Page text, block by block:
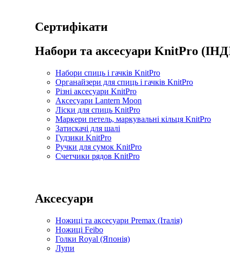
Сертифікати
Набори та аксесуари KnitPro
Набори спиць і гачків KnitPro
Органайзери для спиць і гачків KnitPro
Різні аксесуари KnitPro
Аксесуари Lantern Moon
Ліски для спиць KnitPro
Маркери петель, маркувальні кільця KnitPro
Затискачі для шалі
Гудзики KnitPro
Ручки для сумок KnitPro
Счетчики рядов KnitPro
Аксесуари
Ножиці та аксесуари Premax (Італія)
Ножиці Feibo
Голки Royal (Японія)
Лупи